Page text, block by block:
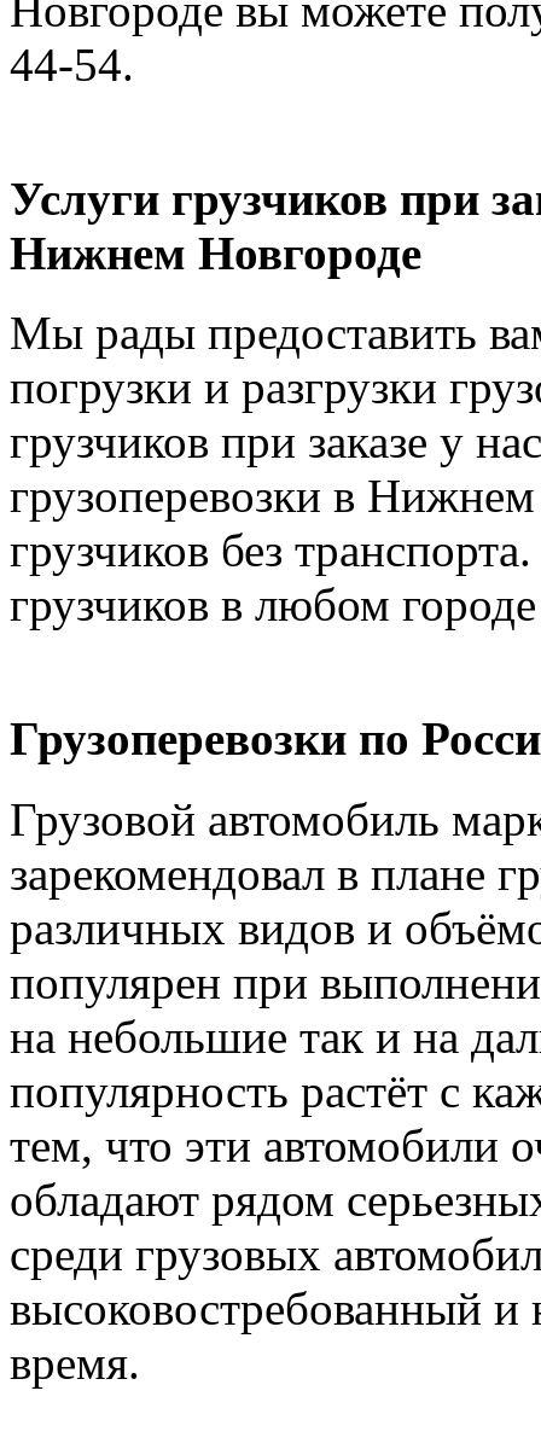
44-54.
Услуги грузчиков при
Нижнем Новгороде
Мы рады предоставить
погрузки и разгрузки
грузчиков при заказе у
грузоперевозки в
грузчиков без
грузчиков в любом
Грузоперевозки по
Грузовой автомобиль
зарекомендовал в плане
различных видов и
популярен при
на небольшие так и на
популярность растёт с
тем, что эти автомобили
обладают рядом
среди грузовых
высоковостребованный и
время.